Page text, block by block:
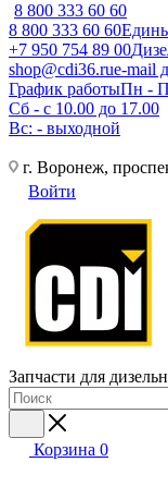
8 800 333 60 60
8 800 333 60 60
+7 950 754 89 00
shop@cdi36.rue-mail
График работыПн -
Сб - с 10.00 до 17.00
Вс: - выходной
г. Воронеж,
Войти
Запчасти для
Корзина 0